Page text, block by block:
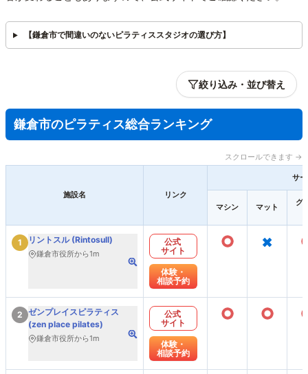
【鎌倉市で間違いのないピラティススタジオの選び方】
絞り込み・並び替え
鎌倉市のピラティス総合ランキング
スクロールできます →
施設名 リンク
サ
マシン マット
グ
1 リントスル (Rintosull)
鎌倉市役所から1m
公式
サイト
体験・
相談予約
○ ×
2 ゼンプレイスピラティス
(zen place pilates)
鎌倉市役所から1m
公式
サイト
体験・
相談予約
○ ○